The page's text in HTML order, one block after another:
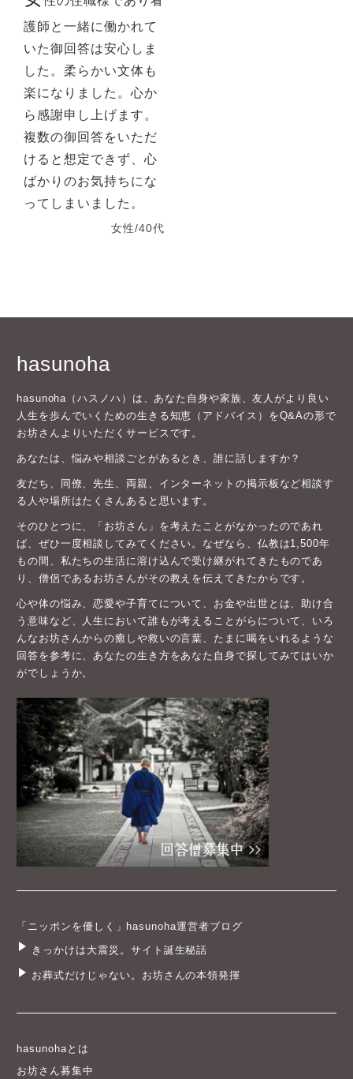
護師と一緒に働かれて
いた御回答は安心しま
した。柔らかい文体も
楽になりました。心か
ら感謝申し上げます。
複数の御回答をいただ
けると想定できず、心
ばかりのお気持ちにな
ってしまいました。
女性/40代
hasunoha
hasunoha（ハスノハ）は、あなた自身や家族、友人がより良い
人生を歩んでいくための生きる知恵（アドバイス）をQ&Aの形で
お坊さんよりいただくサービスです。
あなたは、悩みや相談ごとがあるとき、誰に話しますか？
友だち、同僚、先生、両親、インターネットの掲示板など相談す
る人や場所はたくさんあると思います。
そのひとつに、「お坊さん」を考えたことがなかったのであれ
ば、ぜひ一度相談してみてください。なぜなら、仏教は1,500年
もの間、私たちの生活に溶け込んで受け継がれてきたものであ
り、僧侶であるお坊さんがその教えを伝えてきたからです。
心や体の悩み、恋愛や子育てについて、お金や出世とは、助け合
う意味など、人生において誰もが考えることがらについて、いろ
んなお坊さんからの癒しや救いの言葉、たまに喝をいれるような
回答を参考に、あなたの生き方をあなた自身で探してみてはいか
がでしょうか。
「ニッポンを優しく」hasunoha運営者ブログ
きっかけは大震災。サイト誕生秘話
お葬式だけじゃない。お坊さんの本領発揮
hasunohaとは
お坊さん募集中